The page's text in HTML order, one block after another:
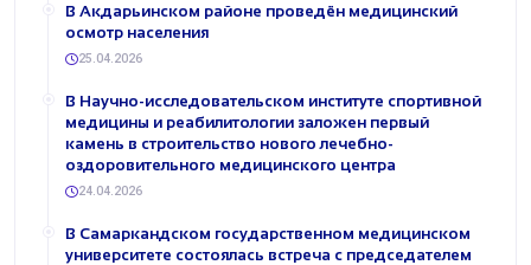
В Акдарьинском районе проведён медицинский
осмотр населения
25.04.2026
В Научно-исследовательском институте спортивной
медицины и реабилитологии заложен первый
камень в строительство нового лечебно-
оздоровительного медицинского центра
24.04.2026
В Самаркандском государственном медицинском
университете состоялась встреча с председателем